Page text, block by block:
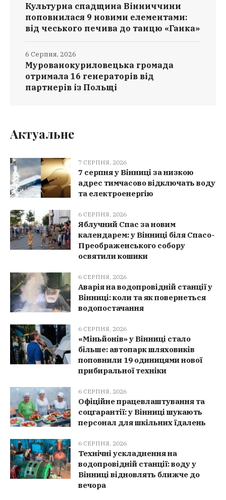
Культурна спадщина Вінниччини
поповнилася 9 новими елементами:
від чеського печива до танцю «Ганка»
Мурованокуриловецька громада
отримала 16 генераторів від
партнерів із Польщі
6 Серпня, 2026
Актуальне
7 СЕРПНЯ, 2026
7 серпня у Вінниці за низкою
адрес тимчасово відключать воду
та електроенергію
6 СЕРПНЯ, 2026
Яблучний Спас за новим
календарем: у Вінниці біля Спасо-
Преображенського собору
освятили кошики
6 СЕРПНЯ, 2026
Аварія на водопровідній станції у
Вінниці: коли та як повернеться
водопостачання
6 СЕРПНЯ, 2026
«Міньйонів» у Вінниці стало
більше: автопарк шляховиків
поповнили 19 одиницями нової
прибиральної техніки
6 СЕРПНЯ, 2026
Офіційне працевлаштування та
соцгарантії: у Вінниці шукають
персонал для шкільних їдалень
6 СЕРПНЯ, 2026
Технічні ускладнення на
водопровідній станції: воду у
Вінниці відновлять ближче до
вечора